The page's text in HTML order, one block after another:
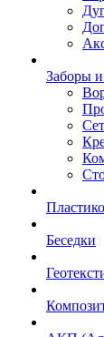
Заборы
Беседки